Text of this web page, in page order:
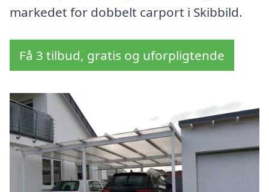
markedet for dobbelt carport i Skibbild.
Få 3 tilbud, gratis og uforpligtende